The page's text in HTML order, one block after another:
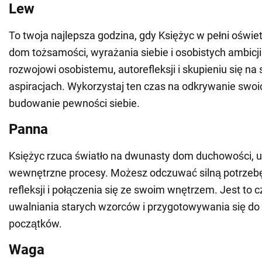
Lew
To twoja najlepsza godzina, gdy Księżyc w pełni
dom tożsamości, wyrażania siebie i osobistych
rozwojowi osobistemu, autorefleksji i skupieniu się na
aspiracjach. Wykorzystaj ten czas na odkrywanie
budowanie pewności siebie.
Panna
Księżyc rzuca światło na dwunasty dom duchowości,
wewnętrzne procesy. Możesz odczuwać silną
refleksji i połączenia się ze swoim wnętrzem. Jest to
uwalniania starych wzorców i przygotowywania się
początków.
Waga